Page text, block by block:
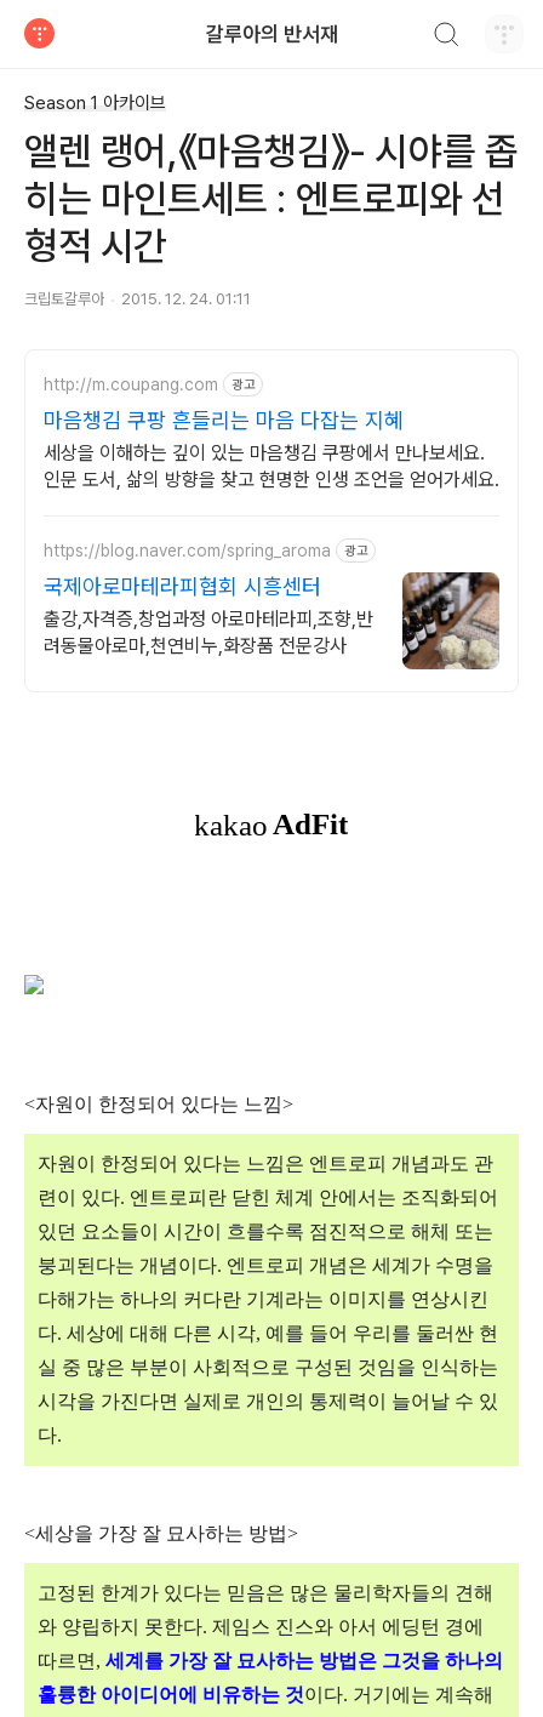
갈루아의 반서재
Season 1 아카이브
앨렌 랭어,《마음챙김》- 시야를 좁
히는 마인트세트 : 엔트로피와 선
형적 시간
크립토갈루아 2015. 12. 24. 01:11
http://m.coupang.com 광고
마음챙김 쿠팡 흔들리는 마음 다잡는 지혜
세상을 이해하는 깊이 있는 마음챙김 쿠팡에서 만나보세요.
인문 도서, 삶의 방향을 찾고 현명한 인생 조언을 얻어가세요.
https://blog.naver.com/spring_aroma 광고
국제아로마테라피협회 시흥센터
출강,자격증,창업과정 아로마테라피,조향,반
려동물아로마,천연비누,화장품 전문강사
<자원이 한정되어 있다는 느낌>
자원이 한정되어 있다는 느낌은 엔트로피 개념과도 관
련이 있다. 엔트로피란 닫힌 체계 안에서는 조직화되어
있던 요소들이 시간이 흐를수록 점진적으로 해체 또는
붕괴된다는 개념이다. 엔트로피 개념은 세계가 수명을
다해가는 하나의 커다란 기계라는 이미지를 연상시킨
다. 세상에 대해 다른 시각, 예를 들어 우리를 둘러싼 현
실 중 많은 부분이 사회적으로 구성된 것임을 인식하는
시각을 가진다면 실제로 개인의 통제력이 늘어날 수 있
다.
<세상을 가장 잘 묘사하는 방법>
고정된 한계가 있다는 믿음은 많은 물리학자들의 견해
와 양립하지 못한다. 제임스 진스와 아서 에딩턴 경에
따르면, 세계를 가장 잘 묘사하는 방법은 그것을 하나의
훌륭한 아이디어에 비유하는 것이다. 거기에는 계속해